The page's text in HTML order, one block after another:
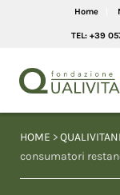
Home
TEL: +39
HOME >
consumatori